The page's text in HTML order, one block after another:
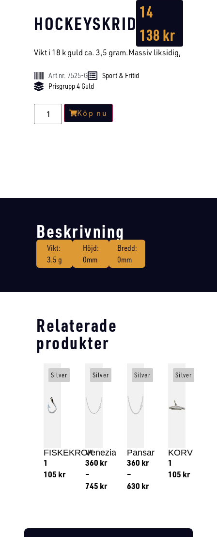
HOCKEYSKRIDSKO
14
138kr
Vikt i 18 k guld ca. 3,5 gram.Massiv liksidig,
Art nr. 7525-G
Sport & Fritid
Prisgrupp 4 Guld
Köp nu
Beskrivning
Vikt:
3.5 g
Höjd:
0mm
Bredd:
0mm
Relaterade
produkter
FISKEKROK
1
105 kr
Silver
Venezia
360 kr
–
745 kr
Silver
Pansar
360 kr
–
630 kr
Silver
KORV
1
105 kr
Silver